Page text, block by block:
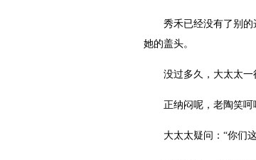
秀禾已经没有了别的选
她的盖头。
没过多久，大太太一行
正纳闷呢，老陶笑呵呵
大太太疑问：“你们